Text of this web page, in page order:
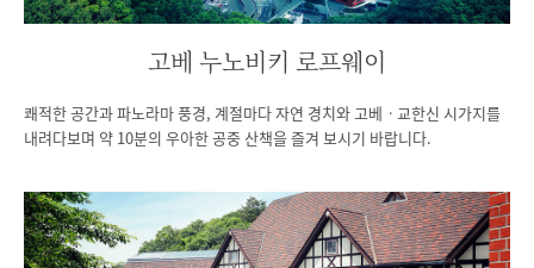
고베 누노비키 로프웨이
쾌적한 공간과 파노라마 풍경, 계절마다 자연 경치와 고베ㆍ교한신 시가지를
내려다보며 약 10분의 우아한 공중 산책을 즐겨 보시기 바랍니다.